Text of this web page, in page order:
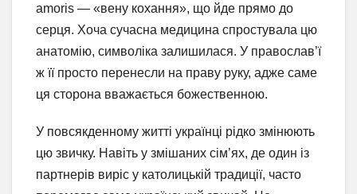
amoris — «вену кохання», що йде прямо до
серця. Хоча сучасна медицина спростувала цю
анатомію, символіка залишилася. У православ’ї
ж її просто перенесли на праву руку, адже саме
ця сторона вважається божественною.
У повсякденному житті українці рідко змінюють
цю звичку. Навіть у змішаних сім’ях, де один із
партнерів виріс у католицькій традиції, часто